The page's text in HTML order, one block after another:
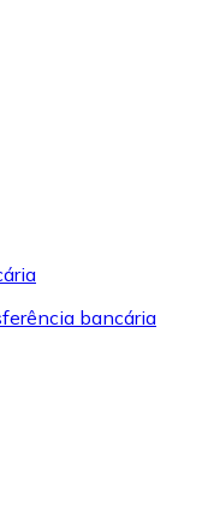
e outros
comprar
marcas favoritas
bancária